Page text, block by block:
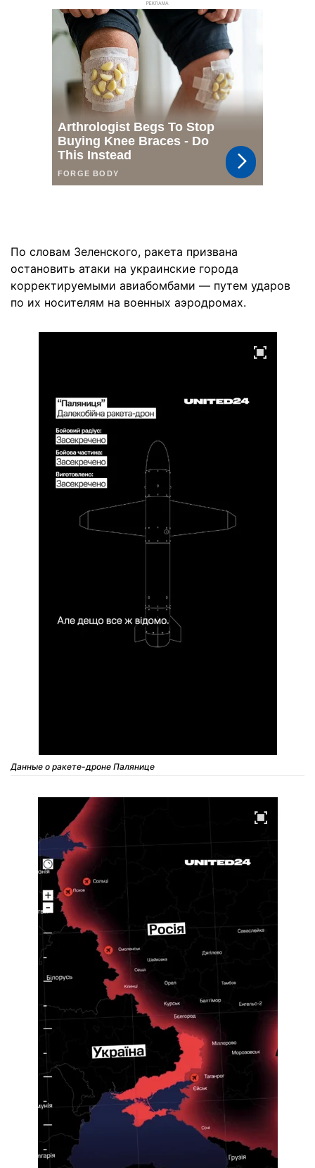
РЕКЛАМА
По словам Зеленского, ракета призвана
остановить атаки на украинские города
корректируемыми авиабомбами — путем ударов
по их носителям на военных аэродромах.
Данные о ракете-дроне Палянице